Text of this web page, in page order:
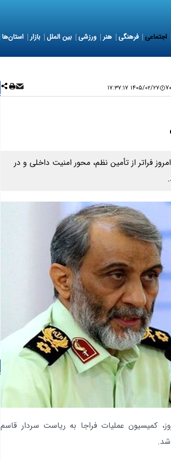
اجتماعی فرهنگی هنر ورزشی بین الملل بازار استان‌ها
۱۴۰۵/۰۲/۲۷ ۱۷:۳۷:۱۷
فراتر از تأمین نظم، محور امنیت داخلی و در
کمیسیون عملیات فراجا به ریاست سردار قاسم
شد.